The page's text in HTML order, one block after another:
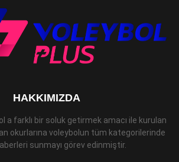
HAKKIMIZDA
a farklı bir soluk getirmek amacı ile kurulan
okurlarına voleybolun tüm kategorilerinde
sunmayı görev edinmiştir.